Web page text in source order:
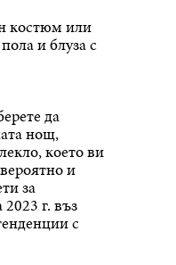
костюм или
и блуза с
да
нощ,
което ви
и
за
г. въз
с